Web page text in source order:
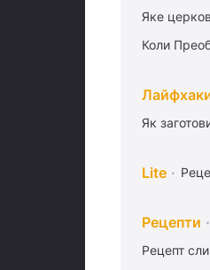
Яке
Коли
Як
Lite
Рецепти
Рецепт